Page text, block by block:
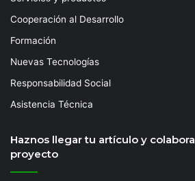
Cooperación al Desarrollo
Formación
Nuevas Tecnologías
Responsabilidad Social
Asistencia Técnica
Haznos llegar tu artículo y
proyecto